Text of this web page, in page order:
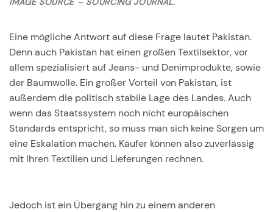
IMAGE SOURCE – SOURCING JOURNAL.
Eine mögliche Antwort auf diese Frage lautet Pakistan.
Denn auch Pakistan hat einen großen Textilsektor, vor
allem spezialisiert auf Jeans- und Denimprodukte, sowie
der Baumwolle. Ein großer Vorteil von Pakistan, ist
außerdem die politisch stabile Lage des Landes. Auch
wenn das Staatssystem noch nicht europäischen
Standards entspricht, so muss man sich keine Sorgen um
eine Eskalation machen. Käufer können also zuverlässig
mit Ihren Textilien und Lieferungen rechnen.
Jedoch ist ein Übergang hin zu einem anderen